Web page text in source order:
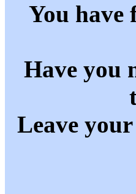
You have
Have you
Leave